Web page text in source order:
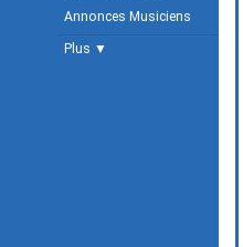
Annonces Musiciens
Plus ▼